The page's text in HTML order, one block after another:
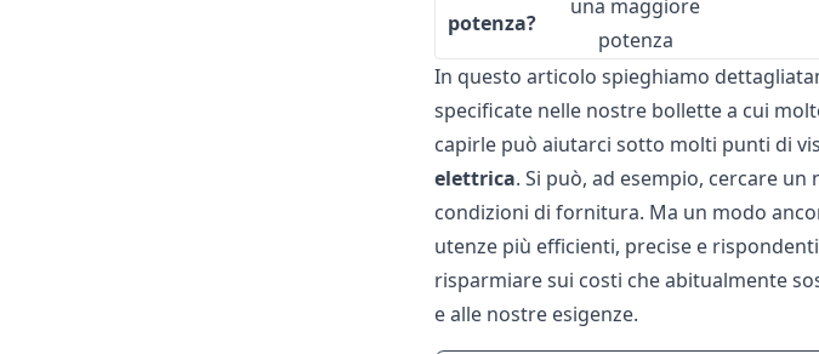
potenza?
una maggiore
potenza
In questo articolo spieghiamo
specificate nelle nostre bollette a cui
capirle può aiutarci sotto molti punti di
elettrica. Si può, ad esempio, cercare
condizioni di fornitura. Ma un modo
utenze più efficienti, precise e
risparmiare sui costi che abitualmente
e alle nostre esigenze.